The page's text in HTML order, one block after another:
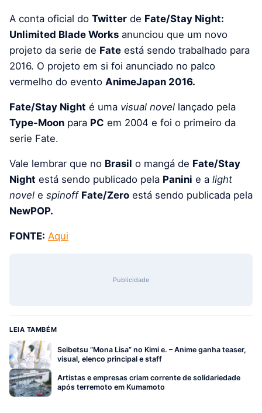
A conta oficial do Twitter de Fate/Stay Night:
Unlimited Blade Works anunciou que um novo
projeto da serie de Fate está sendo trabalhado para
2016. O projeto em si foi anunciado no palco
vermelho do evento AnimeJapan 2016.
Fate/Stay Night é uma visual novel lançado pela
Type-Moon para PC em 2004 e foi o primeiro da
serie Fate.
Vale lembrar que no Brasil o mangá de Fate/Stay
Night está sendo publicado pela Panini e a light
novel e spinoff Fate/Zero está sendo publicada pela
NewPOP.
FONTE: Aqui
Publicidade
LEIA TAMBÉM
Seibetsu “Mona Lisa” no Kimi e. – Anime ganha teaser,
visual, elenco principal e staff
Artistas e empresas criam corrente de solidariedade
após terremoto em Kumamoto